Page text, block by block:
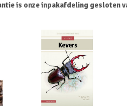
is onze inpakafdeling gesloten